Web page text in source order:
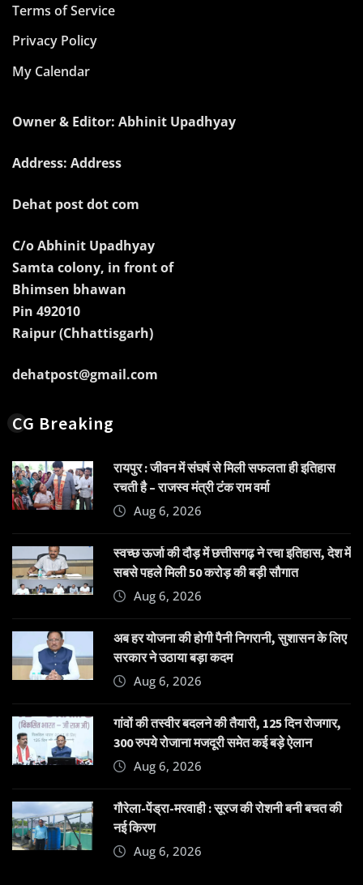
Terms of Service
Privacy Policy
My Calendar
Owner & Editor: Abhinit Upadhyay
Address: Address
Dehat post dot com
C/o Abhinit Upadhyay
Samta colony, in front of
Bhimsen bhawan
Pin 492010
Raipur (Chhattisgarh)
dehatpost@gmail.com
CG Breaking
रायपुर : जीवन में संघर्ष से मिली सफलता ही इतिहास
रचती है – राजस्व मंत्री टंक राम वर्मा
Aug 6, 2026
स्वच्छ ऊर्जा की दौड़ में छत्तीसगढ़ ने रचा इतिहास, देश में
सबसे पहले मिली 50 करोड़ की बड़ी सौगात
Aug 6, 2026
अब हर योजना की होगी पैनी निगरानी, सुशासन के लिए
सरकार ने उठाया बड़ा कदम
Aug 6, 2026
गांवों की तस्वीर बदलने की तैयारी, 125 दिन रोजगार,
300 रुपये रोजाना मजदूरी समेत कई बड़े ऐलान
Aug 6, 2026
गौरेला-पेंड्रा-मरवाही : सूरज की रोशनी बनी बचत की
नई किरण
Aug 6, 2026